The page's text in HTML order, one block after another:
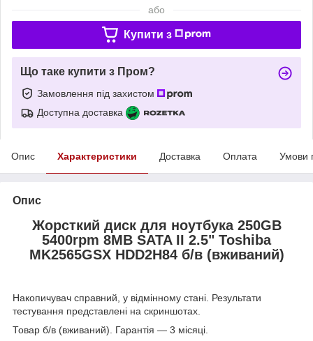
або
Купити з
Що таке купити з Пром?
Замовлення під захистом
Доступна доставка
Опис Характеристики Доставка Оплата Умови
Опис
Жорсткий диск для ноутбука 250GB
5400rpm 8MB SATA II 2.5" Toshiba
MK2565GSX HDD2H84 б/в (вживаний)
Накопичувач справний, у відмінному стані. Результати
тестування представлені на скриншотах.
Товар б/в (вживаний). Гарантія — 3 місяці.